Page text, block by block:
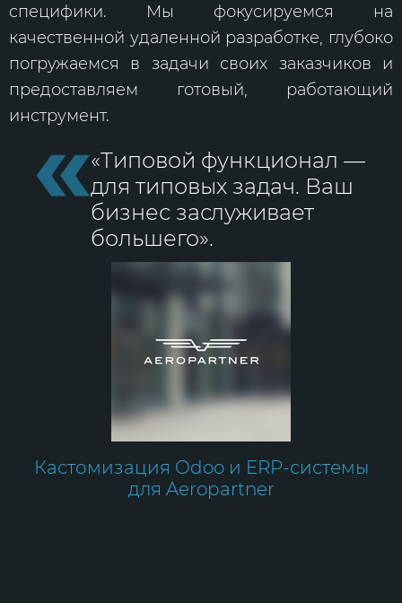
специфики. Мы фокусируемся на
качественной удаленной разработке, глубоко
погружаемся в задачи своих заказчиков и
предоставляем готовый, работающий
инструмент.
«Типовой функционал —
для типовых задач. Ваш
бизнес заслуживает
большего».
Кастомизация Odoo и ERP-системы
для Aeropartner